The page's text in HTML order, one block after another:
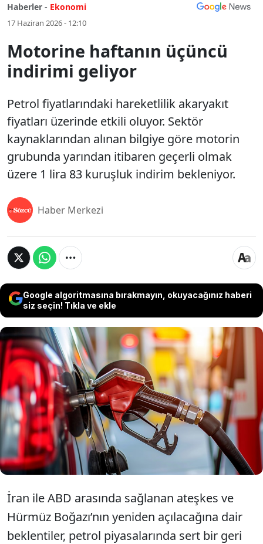
Haberler - Ekonomi
17 Haziran 2026 - 12:10
Motorine haftanın üçüncü
indirimi geliyor
Petrol fiyatlarındaki hareketlilik akaryakıt
fiyatları üzerinde etkili oluyor. Sektör
kaynaklarından alınan bilgiye göre motorin
grubunda yarından itibaren geçerli olmak
üzere 1 lira 83 kuruşluk indirim bekleniyor.
Haber Merkezi
Google algoritmasına bırakmayın, okuyacağınız haberi
siz seçin! Tıkla ve ekle
Petrol fiyatlarındaki hareketlilik akaryakıt
fiyatları üzerinde etkili oluyor. Sektör
kaynaklarından alınan bilgiye göre motorin
grubunda yarından itibaren geçerli olmak
üzere 1 lira 83 kuruşluk indirim bekleniyor.
İran ile ABD arasında sağlanan ateşkes ve
Hürmüz Boğazı’nın yeniden açılacağına dair
beklentiler, petrol piyasalarında sert bir geri